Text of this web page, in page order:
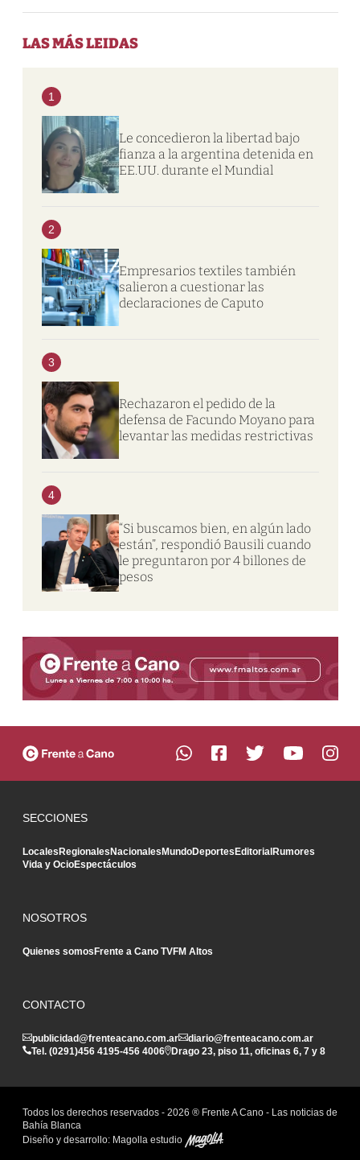
LAS MÁS LEIDAS
1
Le concedieron la libertad bajo
fianza a la argentina detenida en
EE.UU. durante el Mundial
2
Empresarios textiles también
salieron a cuestionar las
declaraciones de Caputo
3
Rechazaron el pedido de la
defensa de Facundo Moyano para
levantar las medidas restrictivas
4
“Si buscamos bien, en algún lado
están”, respondió Bausili cuando
le preguntaron por 4 billones de
pesos
SECCIONES
LocalesRegionalesNacionalesMundoDeportesEditorialRumores
Vida y OcioEspectáculos
NOSOTROS
Quienes somosFrente a Cano TVFM Altos
CONTACTO
publicidad@frenteacano.com.ar
diario@frenteacano.com.ar
Tel. (0291)456 4195-456 4006 Drago 23, piso 11, oficinas 6, 7 y 8
Todos los derechos reservados - 2026 ® Frente A Cano - Las noticias de
Bahía Blanca
Diseño y desarrollo: Magolla estudio